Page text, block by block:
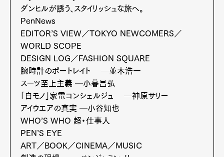
Official Columnist
Contact
Pen Meet
Pen international
ダンヒルが誘う、スタイリッシュな旅へ。
PenNews
EDITOR’S VIEW／TOKYO NEWCOMERS／
WORLD SCOPE
DESIGN LOG／FASHION SQUARE
腕時計のポートレイト ─並木浩一
スーツ至上主義 ─小暮昌弘
「白モノ」家電コンシェルジュ ─神原サリー
アイウエアの真実 ─小谷知也
WHO’S WHO 超・仕事人
PEN’S EYE
ART／BOOK／CINEMA／MUSIC